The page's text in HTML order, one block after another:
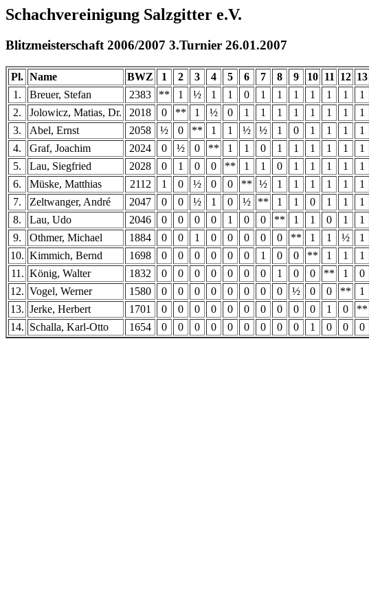
Schachvereinigung Salzgitter e.V.
Blitzmeisterschaft 2006/2007 3.Turnier 26.01.2007
Pl. Name BWZ 1 2 3 4 5 6 7 8 9 10 11 12 13
1.
Breuer, Stefan 2383 ** 1 ½ 1 1 0 1 1 1 1 1 1 1
2.
Jolowicz, Matias, Dr. 2018 0 ** 1 ½ 0 1 1 1 1 1 1 1 1
3.
Abel, Ernst 2058 ½ 0 ** 1 1 ½ ½ 1 0 1 1 1 1
4.
Graf, Joachim 2024 0 ½ 0 ** 1 1 0 1 1 1 1 1 1
5.
Lau, Siegfried 2028 0 1 0 0 ** 1 1 0 1 1 1 1 1
6.
Müske, Matthias 2112 1 0 ½ 0 0 ** ½ 1 1 1 1 1 1
7.
Zeltwanger, André 2047 0 0 ½ 1 0 ½ ** 1 1 0 1 1 1
8.
Lau, Udo 2046 0 0 0 0 1 0 0 ** 1 1 0 1 1
9.
Othmer, Michael 1884 0 0 1 0 0 0 0 0 ** 1 1 ½ 1
10. Kimmich, Bernd 1698 0 0 0 0 0 0 1 0 0 ** 1 1 1
11. König, Walter 1832 0 0 0 0 0 0 0 1 0 0 ** 1 0
12. Vogel, Werner 1580 0 0 0 0 0 0 0 0 ½ 0 0 ** 1
13. Jerke, Herbert 1701 0 0 0 0 0 0 0 0 0 0 1 0 **
14. Schalla, Karl-Otto 1654 0 0 0 0 0 0 0 0 0 1 0 0 0